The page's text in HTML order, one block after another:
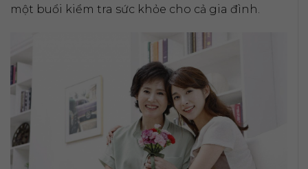
một buổi kiểm tra sức khỏe cho cả gia đình.